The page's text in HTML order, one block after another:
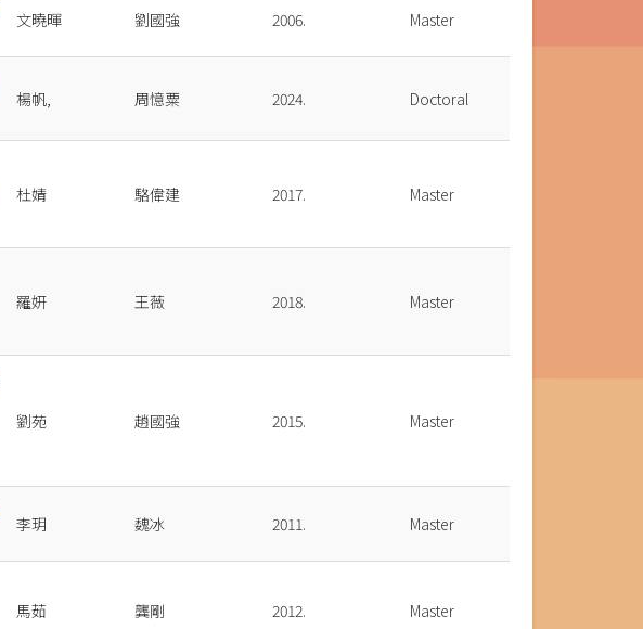
文曉暉 劉國強 2006. Master
楊帆, 周憶粟 2024. Doctoral
杜婧 駱偉建 2017. Master
羅妍 王薇 2018. Master
劉苑 趙國強 2015. Master
李玥 魏冰 2011. Master
馬茹 龔剛 2012. Master